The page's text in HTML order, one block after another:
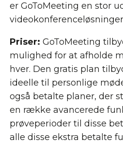
er GoToMeeting en stor
Priser: GoToMeeting
mulighed for at afholde
hver. Den gratis plan
ideelle til personlige
også betalte planer, der
en række avancerede
prøveperioder til disse
alle disse ekstra betalte